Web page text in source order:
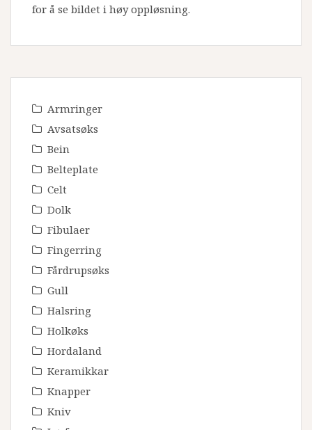
for å se bildet i høy oppløsning.
Armringer
Avsatsøks
Bein
Belteplate
Celt
Dolk
Fibulaer
Fingerring
Fårdrupsøks
Gull
Halsring
Holkøks
Hordaland
Keramikkar
Knapper
Kniv